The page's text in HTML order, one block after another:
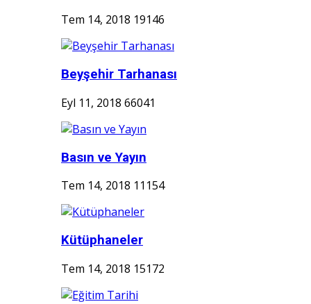
Tem 14, 2018 19146
Beyşehir Tarhanası
Eyl 11, 2018 66041
Basın ve Yayın
Tem 14, 2018 11154
Kütüphaneler
Tem 14, 2018 15172